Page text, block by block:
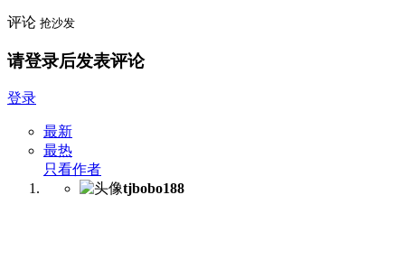
评论 抢沙发
请登录后发表评论
登录
最新
最热
只看作者
tjbobo188